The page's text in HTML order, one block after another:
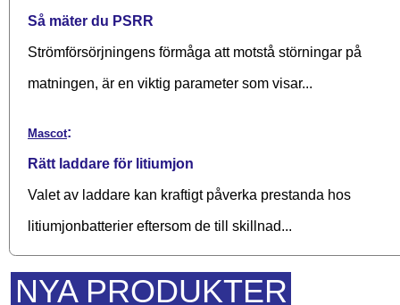
Så mäter du PSRR
Strömförsörjningens förmåga att motstå störningar på
matningen, är en viktig parameter som visar...
Mascot:
Rätt laddare för litiumjon
Valet av laddare kan kraftigt påverka prestanda hos
litiumjonbatterier eftersom de till skillnad...
NYA PRODUKTER